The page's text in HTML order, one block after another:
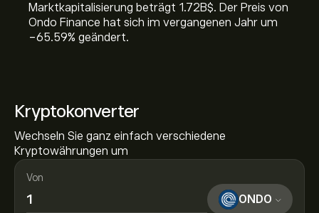
Kryptokonverter
Wechseln Sie ganz einfach verschiedene
Kryptowährungen um
Von
ONDO
Marktkapitalisierung beträgt 1.72B‎$‎. Der Preis von
Ondo Finance hat sich im vergangenen Jahr um
‎-65.59‎% geändert.